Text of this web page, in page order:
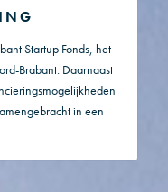
Startup Fonds, het
Brabant. Daarnaast
in een